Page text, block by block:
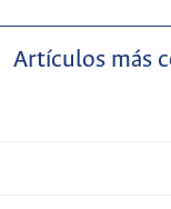
Artículos más